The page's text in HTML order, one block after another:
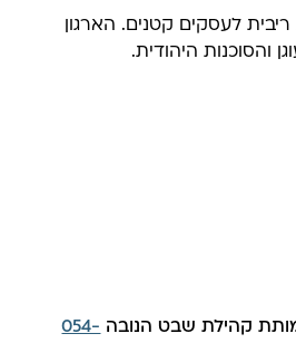
לעסקים קטנים. הארגון
והסוכנות היהודית.
קהילת שבט הנובה 054-